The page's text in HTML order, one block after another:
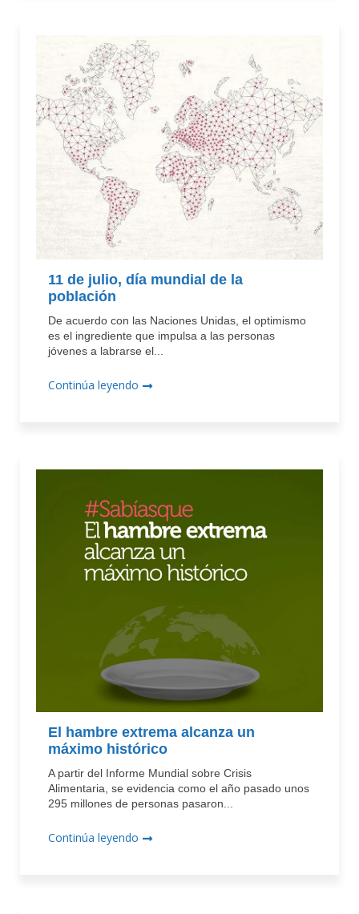
11 de julio, día mundial de la
población
De acuerdo con las Naciones Unidas, el optimismo
es el ingrediente que impulsa a las personas
jóvenes a labrarse el...
Continúa leyendo
El hambre extrema alcanza un
máximo histórico
A partir del Informe Mundial sobre Crisis
Alimentaria, se evidencia como el año pasado unos
295 millones de personas pasaron...
Continúa leyendo